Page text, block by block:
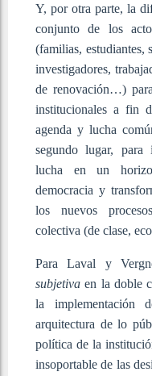
Y, por otra parte, la
conjunto de los
(familias, estudiantes,
investigadores,
de renovación…)
institucionales a fin
agenda y lucha
segundo lugar, para
lucha en un
democracia y
los nuevos
colectiva (de clase,
Para Laval y
subjetiva en la doble
la implementación
arquitectura de lo
política de la
insoportable de las